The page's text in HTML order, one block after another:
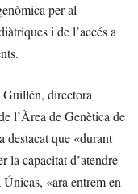
per al
i de l’accés a
Guillén, directora
l’Àrea de Genètica de
destacat que «durant
la capacitat d’atendre
«ara entrem en